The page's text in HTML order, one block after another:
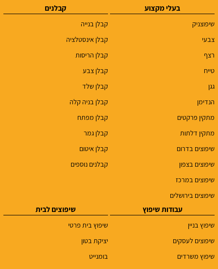
בעלי מקצוע
שיפוצניק
צבעי
רצף
טייח
גגן
הנדימן
מתקין פרקטים
מתקין דלתות
שיפוצים בדרום
שיפוצים בצפון
שיפוצים במרכז
שיפוצים בירושלים
קבלנים
קבלן בנייה
קבלן אינסטלציה
קבלן הריסות
קבלן צבע
קבלן שלד
קבלן בניה קלה
קבלן מפתח
קבלן גמר
קבלן איטום
קבלנים נוספים
עבודות שיפוץ
שיפוץ בניין
שיפוצים לעסקים
שיפוץ משרדים
שיפוצים לבית
שיפוץ בית פרטי
יציקת בטון
בומנייט